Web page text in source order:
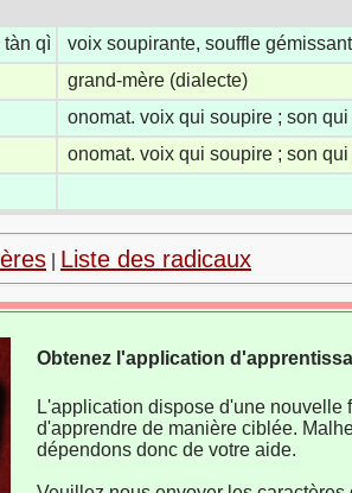
tàn qì
voix soupirante, souffle
grand-mère (dialecte)
onomat. voix qui soupire ; son
onomat. voix qui soupire ; son
Liste des radicaux
Obtenez l'application
L'application dispose d'une nouvelle
d'apprendre de manière ciblée.
dépendons donc de votre aide.